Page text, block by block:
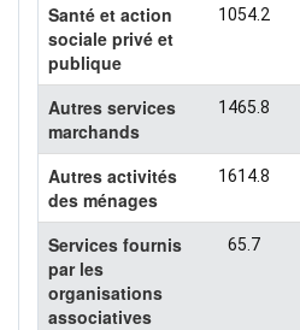
Santé et action
sociale privé et
publique
1054.2
Autres services
marchands
1465.8
Autres activités
des ménages
1614.8
Services fournis
par les
organisations
associatives
65.7